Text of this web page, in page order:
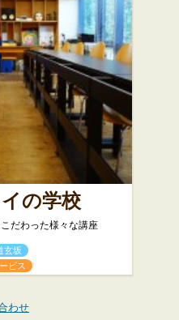
の学校
だわった様々な講座
玄坂
ビス
わせ